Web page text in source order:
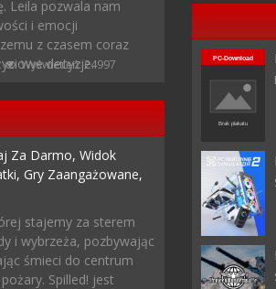
Leila pozwala nam
i emocji
z czasem coraz
decyzje.
Wyświetleń: 24997
Za Darmo,Widok
Gry Zaangażowane,
stajemy za sterem
i wybrzeża, pozbywając
śmieci do centrum
Spilled! jest